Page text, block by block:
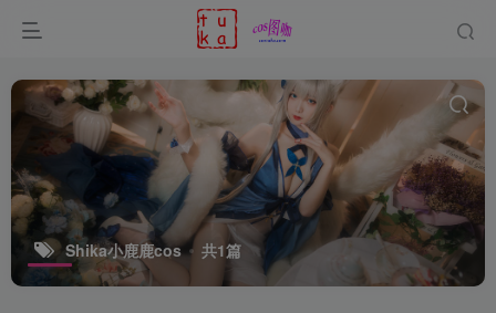
Shika小鹿鹿cos 共1篇